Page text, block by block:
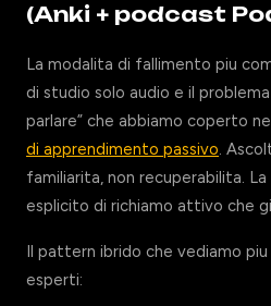
(Anki + podcast
La modalita di fallimento piu
di studio solo audio e il
parlare” che abbiamo coperto
di apprendimento passivo.
familiarita, non recuperabilita.
esplicito di richiamo attivo che
Il pattern ibrido che vediamo
esperti: